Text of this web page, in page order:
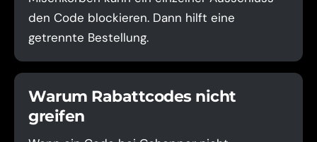
den Code blockieren. Dann hilft eine
getrennte Bestellung.
Warum Rabattcodes nicht
greifen